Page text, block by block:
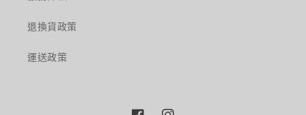
退換貨政策
運送政策